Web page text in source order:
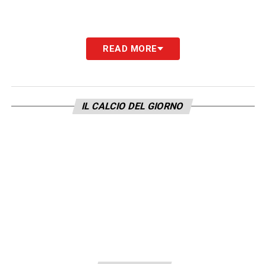
READ MORE
IL CALCIO DEL GIORNO